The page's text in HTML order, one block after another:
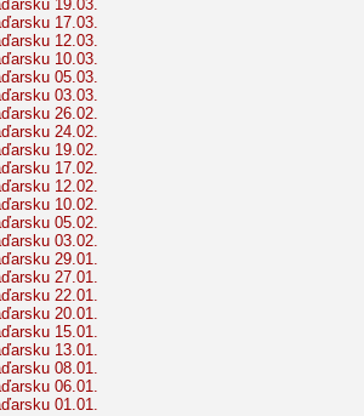
19.03.
17.03.
12.03.
10.03.
05.03.
03.03.
26.02.
24.02.
19.02.
17.02.
12.02.
10.02.
05.02.
03.02.
29.01.
27.01.
22.01.
20.01.
15.01.
13.01.
08.01.
06.01.
01.01.